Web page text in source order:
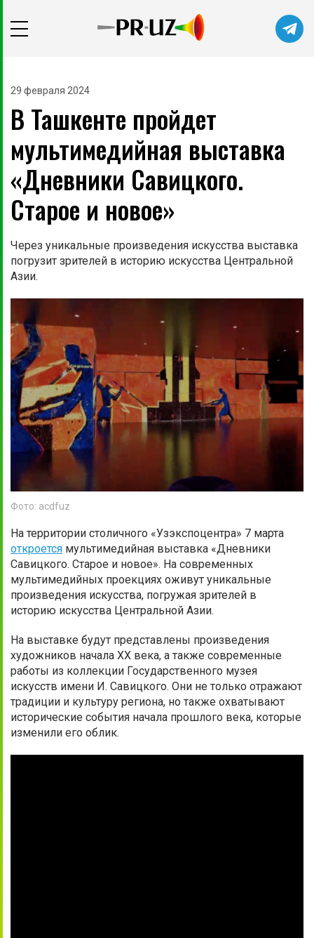
29 февраля 2024
В Ташкенте пройдет
мультимедийная выставка
«Дневники Савицкого.
Старое и новое»
Через уникальные произведения искусства выставка
погрузит зрителей в историю искусства Центральной
Азии.
Фото: acdfuz
На территории столичного «Узэкспоцентра» 7 марта
откроется мультимедийная выставка «Дневники
Савицкого. Старое и новое». На современных
мультимедийных проекциях оживут уникальные
произведения искусства, погружая зрителей в
историю искусства Центральной Азии.
На выставке будут представлены произведения
художников начала XX века, а также современные
работы из коллекции Государственного музея
искусств имени И. Савицкого. Они не только отражают
традиции и культуру региона, но также охватывают
исторические события начала прошлого века, которые
изменили его облик.